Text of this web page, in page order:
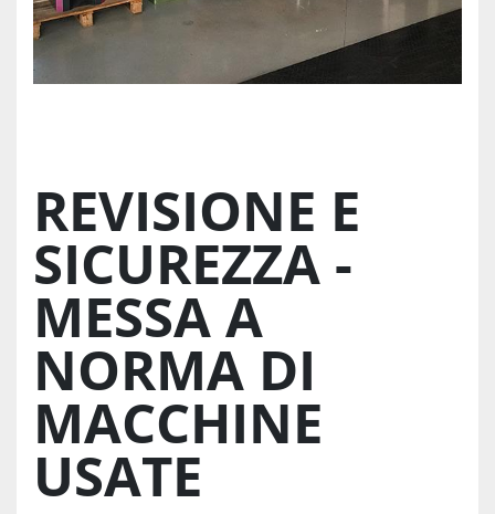
REVISIONE E
SICUREZZA -
MESSA A
NORMA DI
MACCHINE
USATE